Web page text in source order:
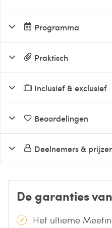
Programma
Praktisch
Inclusief & exclusief
Beoordelingen
Deelnemers &
De garanties
Het ultieme